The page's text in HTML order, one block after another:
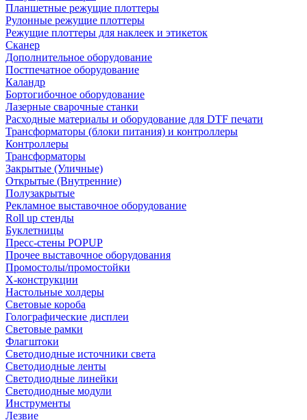
Планшетные режущие плоттеры
Рулонные режущие плоттеры
Режущие плоттеры для наклеек и этикеток
Сканер
Дополнительное оборудование
Постпечатное оборудование
Каландр
Бортогибочное оборудование
Лазерные сварочные станки
Расходные материалы и оборудование для DTF печати
Трансформаторы (блоки питания) и контроллеры
Контроллеры
Трансформаторы
Закрытые (Уличные)
Открытые (Внутренние)
Полузакрытые
Рекламное выставочное оборудование
Roll up стенды
Буклетницы
Пресс-стены POPUP
Прочее выставочное оборудования
Промостолы/промостойки
Х-конструкции
Настольные холдеры
Световые короба
Голографические дисплеи
Световые рамки
Флагштоки
Светодиодные источники света
Светодиодные ленты
Светодиодные линейки
Светодиодные модули
Инструменты
Лезвие